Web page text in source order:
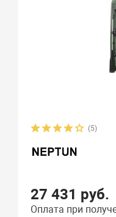
(5)
27 431 руб.
Оплата при